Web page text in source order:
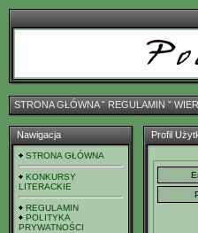
STRONA GŁÓWNAˇ REGULAMIN ˇ
Nawigacja
STRONA GŁÓWNA
KONKURSY
LITERACKIE
REGULAMIN
POLITYKA
PRYWATNOŚCI
Profil